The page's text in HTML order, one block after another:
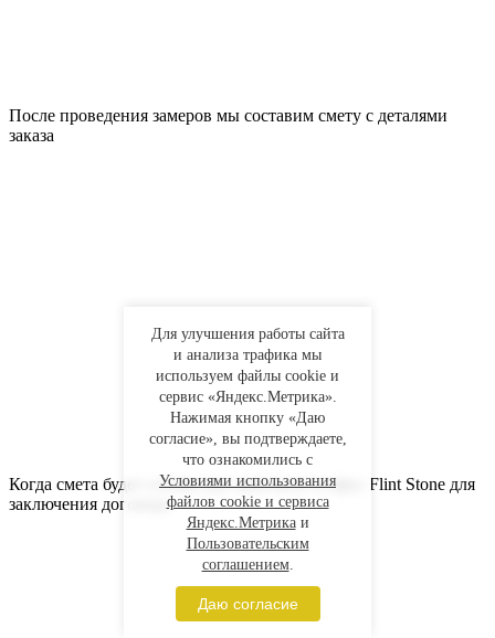
После проведения замеров мы составим смету с деталями
заказа
Когда смета будет готова, вас пригласят в офис Flint Stone для
заключения договора
Для улучшения работы сайта
и анализа трафика мы
используем файлы cookie и
сервис «Яндекс.Метрика».
Нажимая кнопку «Даю
согласие», вы подтверждаете,
что ознакомились с
Условиями использования
файлов cookie и сервиса
Яндекс.Метрикаи
Пользовательским
соглашением.
Даю согласие